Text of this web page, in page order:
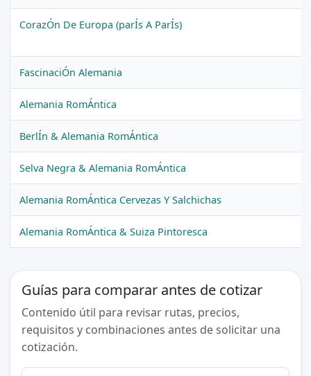
CorazÓn De Europa (parÍs A ParÍs)
FascinaciÓn Alemania
Alemania RomÁntica
BerlÍn & Alemania RomÁntica
Selva Negra & Alemania RomÁntica
Alemania RomÁntica Cervezas Y Salchichas
Alemania RomÁntica & Suiza Pintoresca
Guías para comparar antes de cotizar
Contenido útil para revisar rutas, precios,
requisitos y combinaciones antes de solicitar una
cotización.